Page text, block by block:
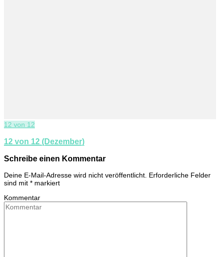
12 von 12
12 von 12 (Dezember)
Schreibe einen Kommentar
Deine E-Mail-Adresse wird nicht veröffentlicht. Erforderliche Felder
sind mit * markiert
Kommentar